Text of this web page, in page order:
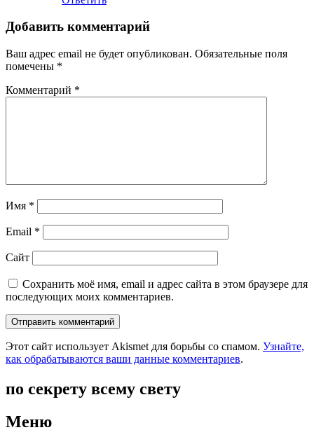
Добавить комментарий
Ваш адрес email не будет опубликован. Обязательные поля
помечены *
Комментарий *
Имя *
Email *
Сайт
Сохранить моё имя, email и адрес сайта в этом браузере для
последующих моих комментариев.
Этот сайт использует Akismet для борьбы со спамом. Узнайте,
как обрабатываются ваши данные комментариев.
по секрету всему свету
Меню